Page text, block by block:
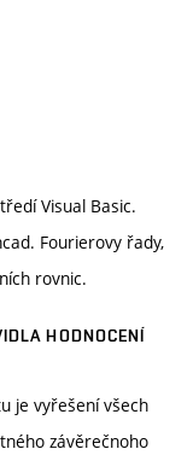
Visual Basic.
Fourierovy řady,
rovnic.
HODNOCENÍ
je vyřešení všech
závěrečnoho